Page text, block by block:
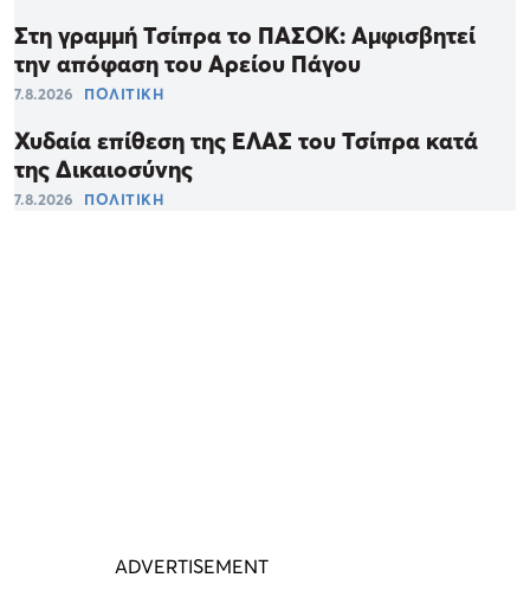
Στη γραμμή Τσίπρα το ΠΑΣΟΚ: Αμφισβητεί
την απόφαση του Αρείου Πάγου
7.8.2026 ΠΟΛΙΤΙΚΗ
Χυδαία επίθεση της ΕΛΑΣ του Τσίπρα κατά
της Δικαιοσύνης
7.8.2026 ΠΟΛΙΤΙΚΗ